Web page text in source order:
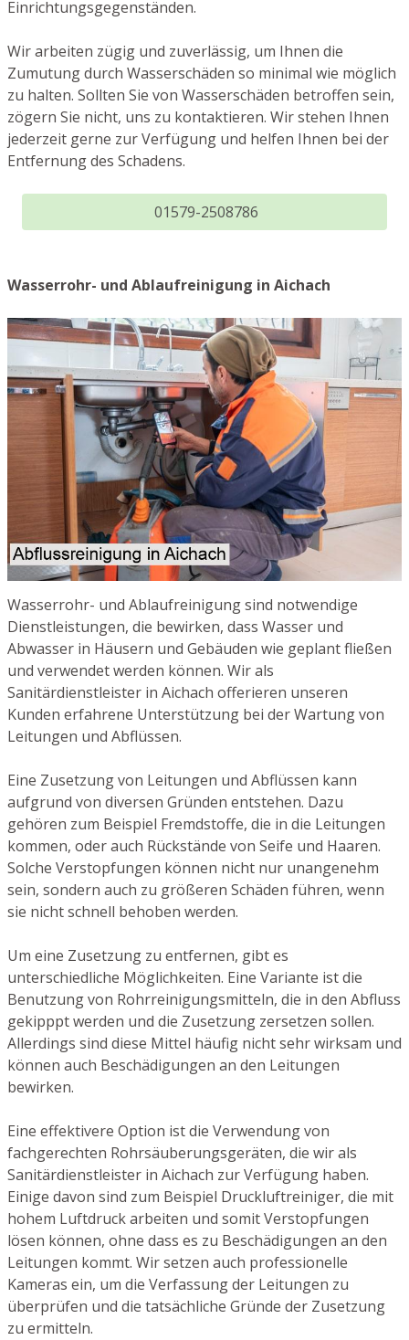
Einrichtungsgegenständen.
Wir arbeiten zügig und zuverlässig, um Ihnen die
Zumutung durch Wasserschäden so minimal wie möglich
zu halten. Sollten Sie von Wasserschäden betroffen sein,
zögern Sie nicht, uns zu kontaktieren. Wir stehen Ihnen
jederzeit gerne zur Verfügung und helfen Ihnen bei der
Entfernung des Schadens.
01579-2508786
Wasserrohr- und Ablaufreinigung in Aichach
Wasserrohr- und Ablaufreinigung sind notwendige
Dienstleistungen, die bewirken, dass Wasser und
Abwasser in Häusern und Gebäuden wie geplant fließen
und verwendet werden können. Wir als
Sanitärdienstleister in Aichach offerieren unseren
Kunden erfahrene Unterstützung bei der Wartung von
Leitungen und Abflüssen.
Eine Zusetzung von Leitungen und Abflüssen kann
aufgrund von diversen Gründen entstehen. Dazu
gehören zum Beispiel Fremdstoffe, die in die Leitungen
kommen, oder auch Rückstände von Seife und Haaren.
Solche Verstopfungen können nicht nur unangenehm
sein, sondern auch zu größeren Schäden führen, wenn
sie nicht schnell behoben werden.
Um eine Zusetzung zu entfernen, gibt es
unterschiedliche Möglichkeiten. Eine Variante ist die
Benutzung von Rohrreinigungsmitteln, die in den Abfluss
gekipppt werden und die Zusetzung zersetzen sollen.
Allerdings sind diese Mittel häufig nicht sehr wirksam und
können auch Beschädigungen an den Leitungen
bewirken.
Eine effektivere Option ist die Verwendung von
fachgerechten Rohrsäuberungsgeräten, die wir als
Sanitärdienstleister in Aichach zur Verfügung haben.
Einige davon sind zum Beispiel Druckluftreiniger, die mit
hohem Luftdruck arbeiten und somit Verstopfungen
lösen können, ohne dass es zu Beschädigungen an den
Leitungen kommt. Wir setzen auch professionelle
Kameras ein, um die Verfassung der Leitungen zu
überprüfen und die tatsächliche Gründe der Zusetzung
zu ermitteln.